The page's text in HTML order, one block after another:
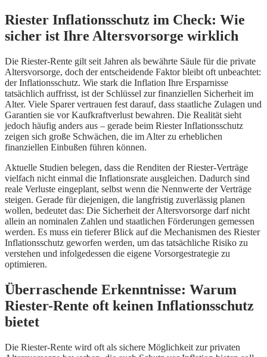
Riester Inflationsschutz im Check: Wie
sicher ist Ihre Altersvorsorge wirklich
Die Riester-Rente gilt seit Jahren als bewährte Säule für die private
Altersvorsorge, doch der entscheidende Faktor bleibt oft unbeachtet:
der Inflationsschutz. Wie stark die Inflation Ihre Ersparnisse
tatsächlich auffrisst, ist der Schlüssel zur finanziellen Sicherheit im
Alter. Viele Sparer vertrauen fest darauf, dass staatliche Zulagen und
Garantien sie vor Kaufkraftverlust bewahren. Die Realität sieht
jedoch häufig anders aus – gerade beim Riester Inflationsschutz
zeigen sich große Schwächen, die im Alter zu erheblichen
finanziellen Einbußen führen können.
Aktuelle Studien belegen, dass die Renditen der Riester-Verträge
vielfach nicht einmal die Inflationsrate ausgleichen. Dadurch sind
reale Verluste eingeplant, selbst wenn die Nennwerte der Verträge
steigen. Gerade für diejenigen, die langfristig zuverlässig planen
wollen, bedeutet das: Die Sicherheit der Altersvorsorge darf nicht
allein an nominalen Zahlen und staatlichen Förderungen gemessen
werden. Es muss ein tieferer Blick auf die Mechanismen des Riester
Inflationsschutz geworfen werden, um das tatsächliche Risiko zu
verstehen und infolgedessen die eigene Vorsorgestrategie zu
optimieren.
Überraschende Erkenntnisse: Warum
Riester-Rente oft keinen Inflationsschutz
bietet
Die Riester-Rente wird oft als sichere Möglichkeit zur privaten